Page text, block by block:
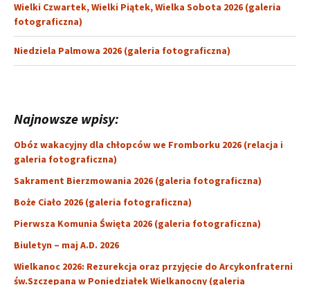
Wielki Czwartek, Wielki Piątek, Wielka Sobota 2026 (galeria
fotograficzna)
Niedziela Palmowa 2026 (galeria fotograficzna)
Najnowsze wpisy:
Obóz wakacyjny dla chłopców we Fromborku 2026 (relacja i
galeria fotograficzna)
Sakrament Bierzmowania 2026 (galeria fotograficzna)
Boże Ciało 2026 (galeria fotograficzna)
Pierwsza Komunia Święta 2026 (galeria fotograficzna)
Biuletyn – maj A.D. 2026
Wielkanoc 2026: Rezurekcja oraz przyjęcie do Arcykonfraterni
św.Szczepana w Poniedziałek Wielkanocny (galeria